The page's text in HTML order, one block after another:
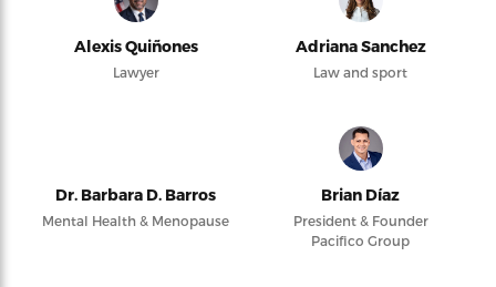
Alexis Quiñones
Lawyer
Adriana Sanchez
Law and sport
Dr. Barbara D. Barros
Mental Health & Menopause
Brian Díaz
President & Founder
Pacifico Group